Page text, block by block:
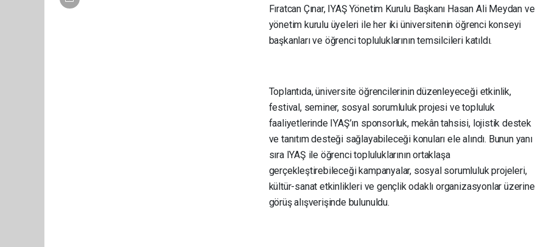
Fıratcan Çınar, IYAŞ Yönetim Kurulu Başkanı Hasan Ali Meydan ve
yönetim kurulu üyeleri ile her iki üniversitenin öğrenci konseyi
başkanları ve öğrenci topluluklarının temsilcileri katıldı.
Toplantıda, üniversite öğrencilerinin düzenleyeceği etkinlik,
festival, seminer, sosyal sorumluluk projesi ve topluluk
faaliyetlerinde IYAŞ’ın sponsorluk, mekân tahsisi, lojistik destek
ve tanıtım desteği sağlayabileceği konuları ele alındı. Bunun yanı
sıra IYAŞ ile öğrenci topluluklarının ortaklaşa
gerçekleştirebileceği kampanyalar, sosyal sorumluluk projeleri,
kültür-sanat etkinlikleri ve gençlik odaklı organizasyonlar üzerine
görüş alışverişinde bulunuldu.